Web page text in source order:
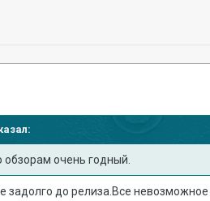
обзорам очень годный.
до релиза.Все